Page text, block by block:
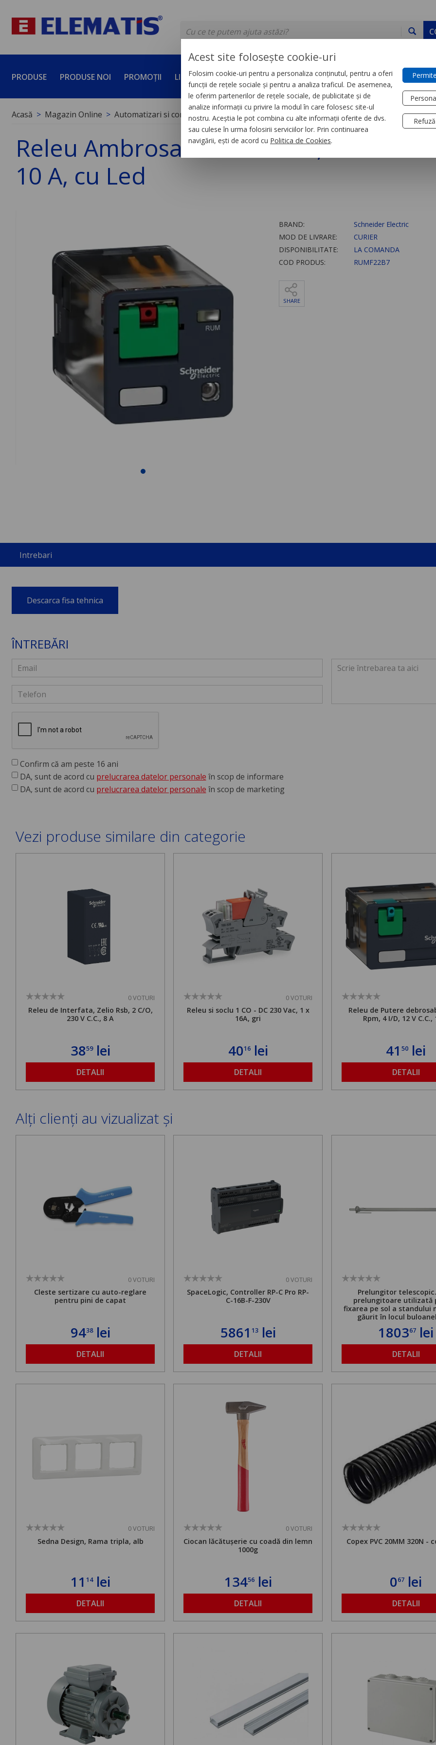
PRODUSE PRODUSE NOI PROMOȚII LICHIDĂRI DE STOC SERVICII DEVINO PARTENER CONTACT
Acasă Magazin Online Automatizari si control industrial Relee
Releu Ambrosabil Universal, Zelio
10 A, cu Led
BRAND:
Schneider Electric
MOD DE LIVRARE:
CURIER
DISPONIBILITATE:
LA COMANDA
COD PRODUS:
RUMF22B7
SHARE
Intrebari
Descarca fisa tehnica
ÎNTREBĂRI
Confirm că am peste 16 ani
DA, sunt de acord cu prelucrarea datelor personale în scop de informare
DA, sunt de acord cu prelucrarea datelor personale în scop de marketing
Vezi produse similare din categorie
0 VOTURI
Releu de Interfata, Zelio Rsb, 2 C/O,
230 V C.C., 8 A
3859lei
DETALII
0 VOTURI
Releu si soclu 1 CO - DC 230 Vac, 1 x
16A, gri
4016lei
DETALII
Releu de Putere
Rpm, 4 I/D, 12 V C.C.,
4150 lei
DETALII
Alți clienți au vizualizat și
0 VOTURI
Cleste sertizare cu auto-reglare
pentru pini de capat
9438lei
DETALII
0 VOTURI
SpaceLogic, Controller RP-C Pro RP-
C-16B-F-230V
5861 13lei
DETALII
Prelungitor
prelungitoare utilizată
fixarea pe sol a standului
găurit în locul
ancorare. Greutate
de 500 kg și înălțime
180367 lei
DETALII
0 VOTURI
Sedna Design, Rama tripla, alb
11 14lei
DETALII
0 VOTURI
Ciocan lăcătușerie cu coadă din lemn
1000g
13456lei
DETALII
Copex PVC 20MM 320N -
067 lei
DETALII
Acest site folosește cookie-uri
Folosim cookie-uri pentru a personaliza conținutul, pentru a oferi
funcții de rețele sociale și pentru a analiza traficul. De asemenea,
le oferim partenerilor de rețele sociale, de publicitate și de
analize informații cu privire la modul în care folosesc site-ul
nostru. Aceștia le pot combina cu alte informații oferite de dvs.
sau culese în urma folosirii serviciilor lor. Prin continuarea
navigării, ești de acord cu Politica de Cookies.